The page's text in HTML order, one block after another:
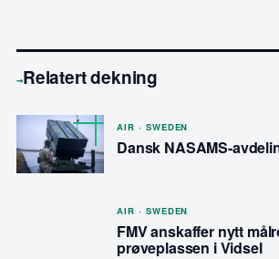
→Relatert dekning
AIR · SWEDEN
Dansk NASAMS-
AIR · SWEDEN
FMV anskaffer nytt
prøveplassen i Vidsel